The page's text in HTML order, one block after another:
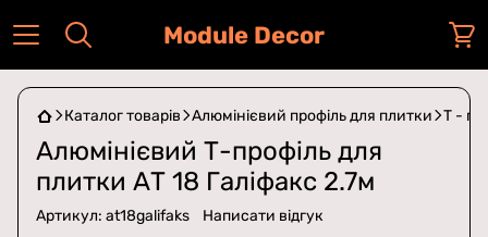
Module Decor
Каталог товарів Алюмінієвий профіль для плитки Т -
Алюмінієвий Т-профіль для
плитки АТ 18 Галіфакс 2.7м
Артикул: at18galifaks Написати відгук